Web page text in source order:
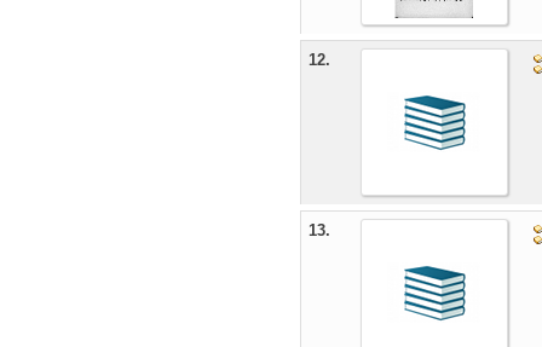
12.
13.